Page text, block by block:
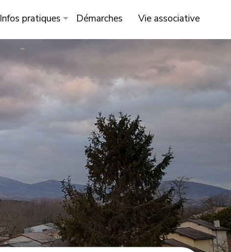
Infos pratiques Démarches Vie associative